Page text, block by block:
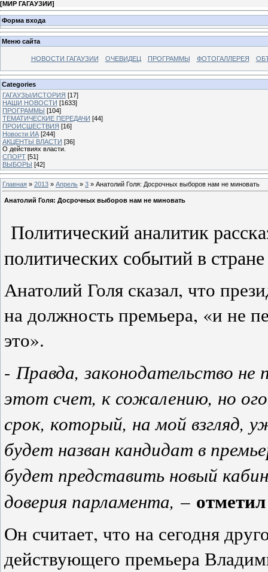
[МИР ГАГАУЗИИ]
Форма входа
Меню сайта
НОВОСТИ ГАГАУЗИИ ОЧЕВИДЕЦ ПРОГРАММЫ ФОТОГАЛЛЕРЕЯ
Categories
ГАГАУЗЫ/ИСТОРИЯ [17]
НАШИ НОВОСТИ [1633]
ПРОГРАММЫ [104]
ТЕМАТИЧЕСКИЕ ПЕРЕДАЧИ [44]
ПРОИСШЕСТВИЯ [16]
Новости ИА [244]
АКЦЕНТЫ ВЛАСТИ [36]
О действиях власти.
СПОРТ [51]
ВЫБОРЫ [42]
Главная » 2013 » Апрель » 3 » Анатолий Голя: Досрочных выборов нам не миновать
Анатолий Голя: Досрочных выборов нам не миновать
Политический аналитик
политических событий в стране
Анатолий Голя сказал, что
на должность премьера, «и не
это».
-Правда, законодательство
этот счет, к сожалению, но
срок, который, на мой взгляд,
будет назван кандидат в
будет представить новый
доверия парламента, –
Он считает, что на сегодня
действующего премьера